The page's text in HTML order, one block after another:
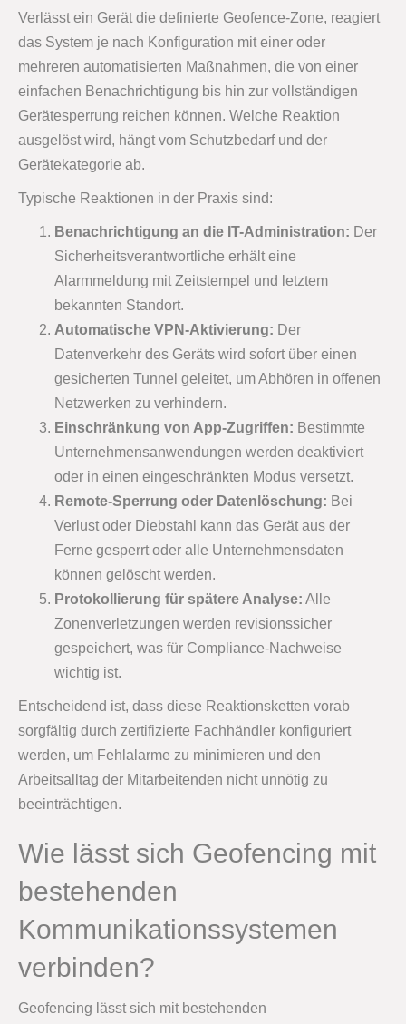
Verlässt ein Gerät die definierte Geofence-Zone, reagiert
das System je nach Konfiguration mit einer oder
mehreren automatisierten Maßnahmen, die von einer
einfachen Benachrichtigung bis hin zur vollständigen
Gerätesperrung reichen können. Welche Reaktion
ausgelöst wird, hängt vom Schutzbedarf und der
Gerätekategorie ab.
Typische Reaktionen in der Praxis sind:
Benachrichtigung an die IT-Administration: Der
Sicherheitsverantwortliche erhält eine
Alarmmeldung mit Zeitstempel und letztem
bekannten Standort.
Automatische VPN-Aktivierung: Der
Datenverkehr des Geräts wird sofort über einen
gesicherten Tunnel geleitet, um Abhören in offenen
Netzwerken zu verhindern.
Einschränkung von App-Zugriffen: Bestimmte
Unternehmensanwendungen werden deaktiviert
oder in einen eingeschränkten Modus versetzt.
Remote-Sperrung oder Datenlöschung: Bei
Verlust oder Diebstahl kann das Gerät aus der
Ferne gesperrt oder alle Unternehmensdaten
können gelöscht werden.
Protokollierung für spätere Analyse: Alle
Zonenverletzungen werden revisionssicher
gespeichert, was für Compliance-Nachweise
wichtig ist.
Entscheidend ist, dass diese Reaktionsketten vorab
sorgfältig durch zertifizierte Fachhändler konfiguriert
werden, um Fehlalarme zu minimieren und den
Arbeitsalltag der Mitarbeitenden nicht unnötig zu
beeinträchtigen.
Wie lässt sich Geofencing mit
bestehenden
Kommunikationssystemen
verbinden?
Geofencing lässt sich mit bestehenden